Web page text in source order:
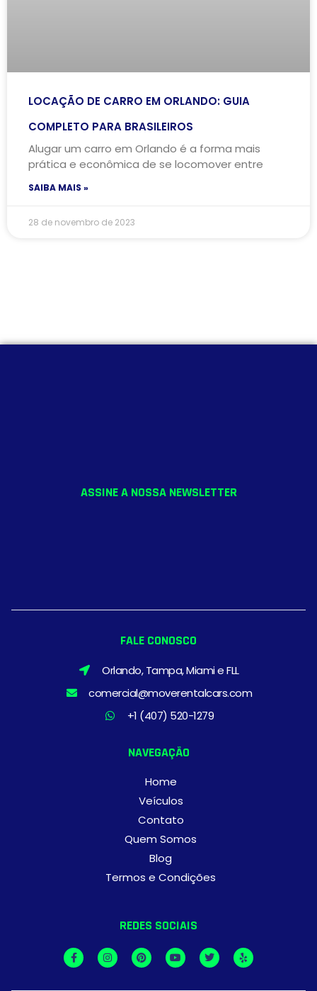
LOCAÇÃO DE CARRO EM ORLANDO: GUIA
COMPLETO PARA BRASILEIROS
Alugar um carro em Orlando é a forma mais
prática e econômica de se locomover entre
SAIBA MAIS »
28 de novembro de 2023
ASSINE A NOSSA NEWSLETTER
FALE CONOSCO
Orlando, Tampa, Miami e FLL
comercial@moverentalcars.com
+1 (407) 520-1279
NAVEGAÇÃO
Home
Veículos
Contato
Quem Somos
Blog
Termos e Condições
REDES SOCIAIS